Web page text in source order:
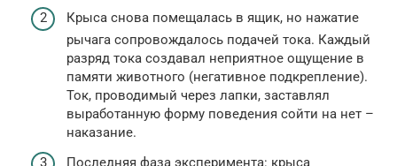
Крыса снова помещалась в ящик, но нажатие
рычага сопровождалось подачей тока. Каждый
разряд тока создавал неприятное ощущение в
памяти животного (негативное подкрепление).
Ток, проводимый через лапки, заставлял
выработанную форму поведения сойти на нет –
наказание.
Последняя фаза эксперимента: крыса